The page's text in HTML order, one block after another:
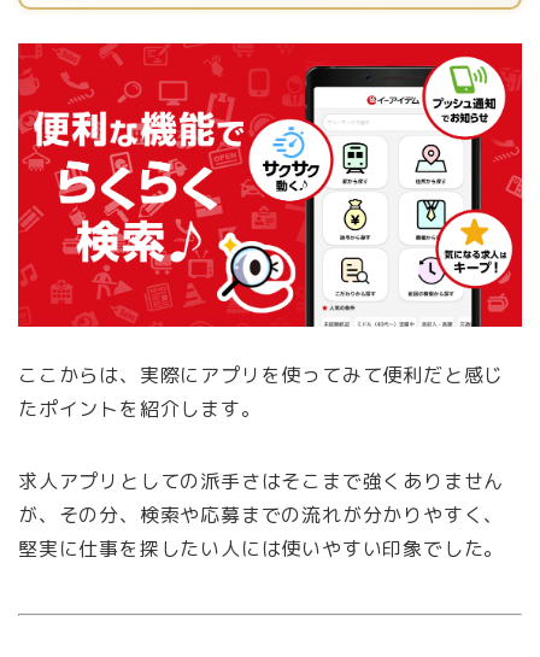
ここからは、実際にアプリを使ってみて便利だと感じ
たポイントを紹介します。
求人アプリとしての派手さはそこまで強くありません
が、その分、検索や応募までの流れが分かりやすく、
堅実に仕事を探したい人には使いやすい印象でした。